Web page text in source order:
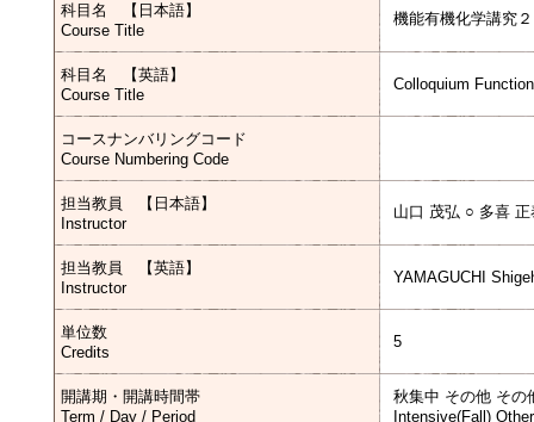
科目名 【日本語】
Course Title
機能有機化学講究２
科目名 【英語】
Course Title
Colloquium
コースナンバリングコード
Course Numbering Code
担当教員 【日本語】
Instructor
山口 茂弘 ○ 多喜
担当教員 【英語】
Instructor
YAMAGUCHI
単位数
Credits
5
開講期・開講時間帯
Term / Day / Period
秋集中 その他 その
Intensive(Fall)